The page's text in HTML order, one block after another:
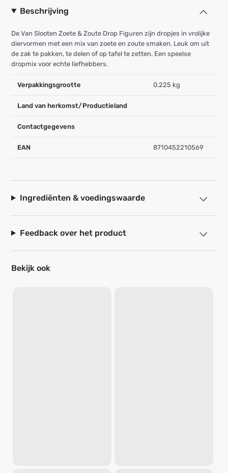
Beschrijving
De Van Slooten Zoete & Zoute Drop Figuren zijn dropjes in vrolijke
diervormen met een mix van zoete en zoute smaken. Leuk om uit
de zak te pakken, te delen of op tafel te zetten. Een speelse
dropmix voor echte liefhebbers.
Verpakkingsgrootte 0.225 kg
Land van herkomst/Productieland
Contactgegevens
EAN 8710452210569
Ingrediënten & voedingswaarde
Feedback over het product
Bekijk ook